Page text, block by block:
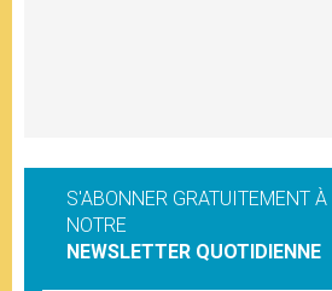
S'ABONNER GRATUITEMENT À
NOTRE
NEWSLETTER QUOTIDIENNE